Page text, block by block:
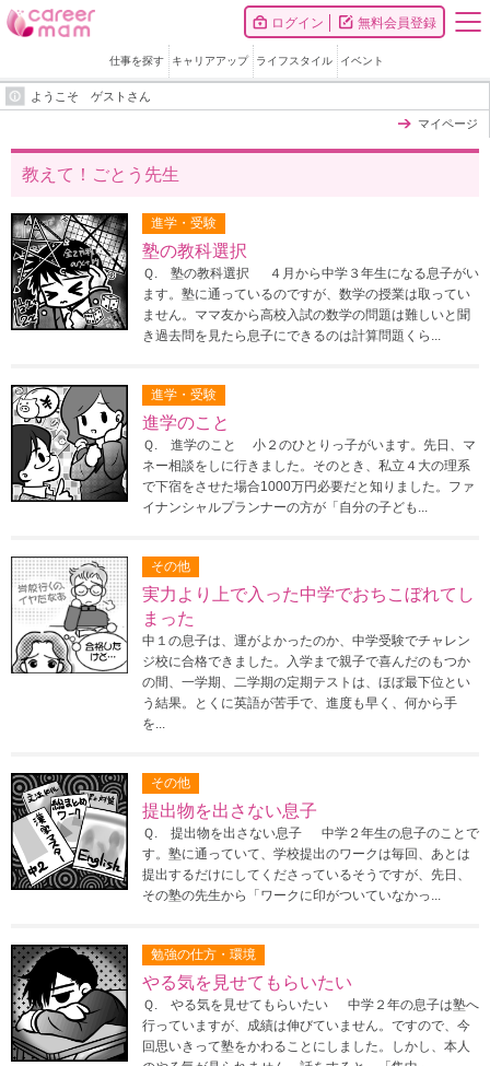
ログイン 無料会員登録
仕事を探す キャリアアップ ライフスタイル イベント
ようこそ ゲストさん
マイページ
教えて！ごとう先生
進学・受験
塾の教科選択
Ｑ. 塾の教科選択 ４月から中学３年生になる息子がい
ます。塾に通っているのですが、数学の授業は取ってい
ません。ママ友から高校入試の数学の問題は難しいと聞
き過去問を見たら息子にできるのは計算問題くら...
進学・受験
進学のこと
Ｑ. 進学のこと 小２のひとりっ子がいます。先日、マ
ネー相談をしに行きました。そのとき、私立４大の理系
で下宿をさせた場合1000万円必要だと知りました。ファ
イナンシャルプランナーの方が「自分の子ども...
その他
実力より上で入った中学でおちこぼれてし
まった
中１の息子は、運がよかったのか、中学受験でチャレン
ジ校に合格できました。入学まで親子で喜んだのもつか
の間、一学期、二学期の定期テストは、ほぼ最下位とい
う結果。とくに英語が苦手で、進度も早く、何から手
を...
その他
提出物を出さない息子
Ｑ. 提出物を出さない息子 中学２年生の息子のことで
す。塾に通っていて、学校提出のワークは毎回、あとは
提出するだけにしてくださっているそうですが、先日、
その塾の先生から「ワークに印がついていなかっ...
勉強の仕方・環境
やる気を見せてもらいたい
Ｑ. やる気を見せてもらいたい 中学２年の息子は塾へ
行っていますが、成績は伸びていません。ですので、今
回思いきって塾をかわることにしました。しかし、本人